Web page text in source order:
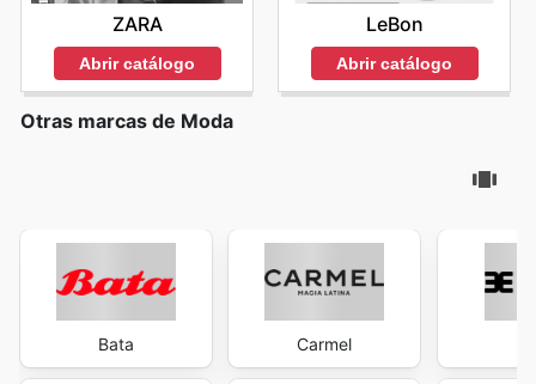
ZARA
Abrir catálogo
LeBon
Abrir catálogo
Otras marcas de Moda
Bata Carmel